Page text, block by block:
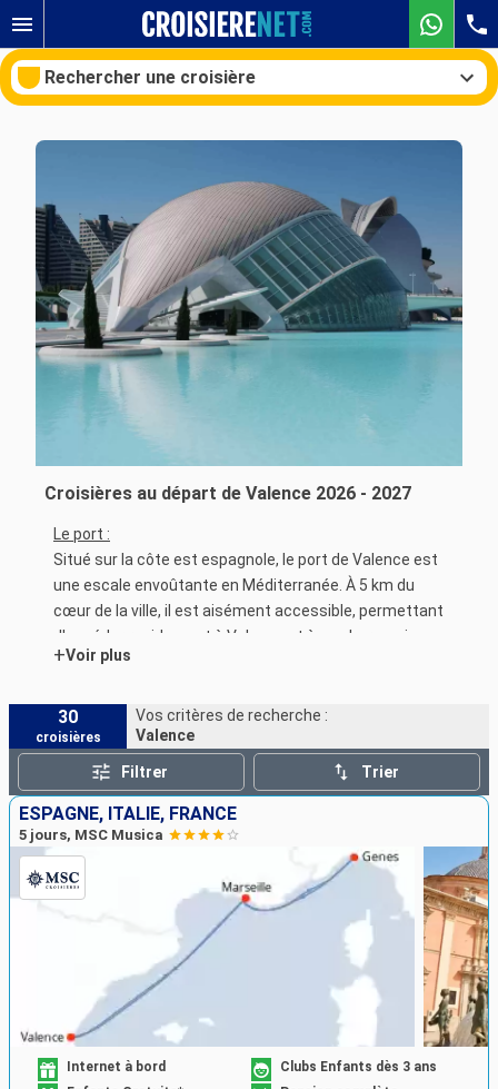
Rechercher une croisière
Nos destinations
Mois de départ
Ports Compagnies
Rechercher
Croisières au départ de Valence 2026 - 2027
Le port :
Situé sur la côte est espagnole, le port de Valence est
une escale envoûtante en Méditerranée. À 5 km du
cœur de la ville, il est aisément accessible, permettant
d'accéder rapidement à Valence et à son harmonieuse
fusion d'architectures historique et contemporaine.
+Voir plus
30
croisières
Vos critères de recherche :
Valence
Filtrer Trier
ESPAGNE, ITALIE, FRANCE
5 jours, MSC Musica
Internet à bord
Clubs Enfants dès 3 ans